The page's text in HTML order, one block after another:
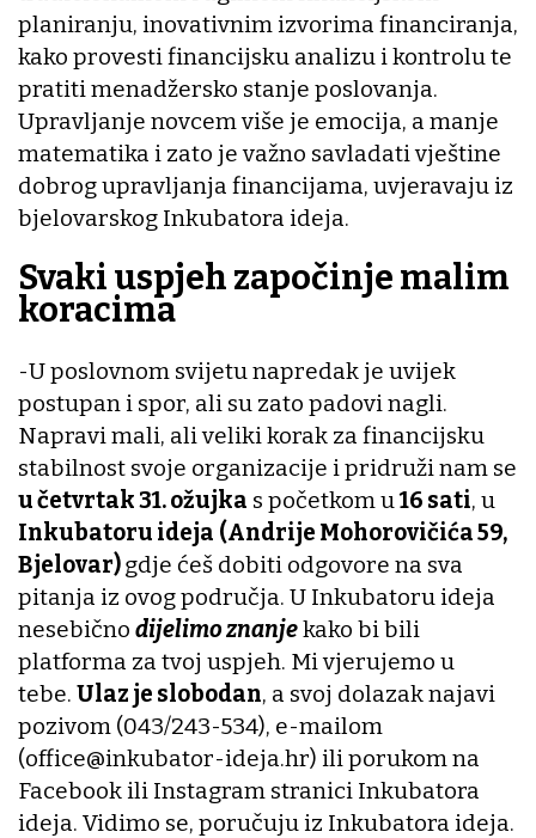
planiranju, inovativnim izvorima financiranja,
kako provesti financijsku analizu i kontrolu te
pratiti menadžersko stanje poslovanja.
Upravljanje novcem više je emocija, a manje
matematika i zato je važno savladati vještine
dobrog upravljanja financijama, uvjeravaju iz
bjelovarskog Inkubatora ideja.
Svaki uspjeh započinje malim
koracima
-U poslovnom svijetu napredak je uvijek
postupan i spor, ali su zato padovi nagli.
Napravi mali, ali veliki korak za financijsku
stabilnost svoje organizacije i pridruži nam se
u četvrtak 31. ožujka s početkom u16 sati, u
Inkubatoru ideja (Andrije Mohorovičića 59,
Bjelovar)gdje ćeš dobiti odgovore na sva
pitanja iz ovog područja. U Inkubatoru ideja
nesebično dijelimo znanjekako bi bili
platforma za tvoj uspjeh. Mi vjerujemo u
tebe. Ulaz je slobodan, a svoj dolazak najavi
pozivom (043/243-534), e-mailom
(office@inkubator-ideja.hr) ili porukom na
Facebook ili Instagram stranici Inkubatora
ideja. Vidimo se, poručuju iz Inkubatora ideja.